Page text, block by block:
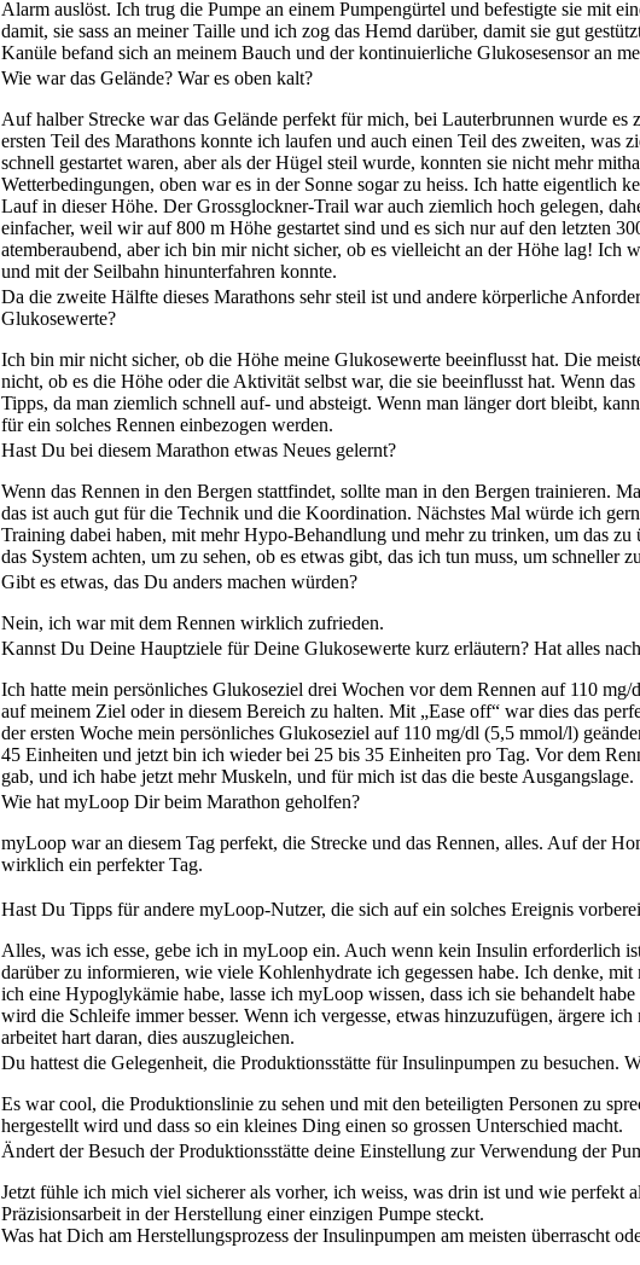
Alarm auslöst. Ich trug die Pumpe an einem Pumpengürtel und befestigte sie mit
damit, sie sass an meiner Taille und ich zog das Hemd darüber, damit sie gut
Kanüle befand sich an meinem Bauch und der kontinuierliche Glukosesensor an
Wie war das Gelände? War es oben kalt?
Auf halber Strecke war das Gelände perfekt für mich, bei Lauterbrunnen wurde es
ersten Teil des Marathons konnte ich laufen und auch einen Teil des zweiten, was
schnell gestartet waren, aber als der Hügel steil wurde, konnten sie nicht mehr
Wetterbedingungen, oben war es in der Sonne sogar zu heiss. Ich hatte eigentlich
Lauf in dieser Höhe. Der Grossglockner-Trail war auch ziemlich hoch gelegen,
einfacher, weil wir auf 800 m Höhe gestartet sind und es sich nur auf den letzten
atemberaubend, aber ich bin mir nicht sicher, ob es vielleicht an der Höhe lag! Ich
und mit der Seilbahn hinunterfahren konnte.
Da die zweite Hälfte dieses Marathons sehr steil ist und andere körperliche
Glukosewerte?
Ich bin mir nicht sicher, ob die Höhe meine Glukosewerte beeinflusst hat. Die
nicht, ob es die Höhe oder die Aktivität selbst war, die sie beeinflusst hat. Wenn
Tipps, da man ziemlich schnell auf- und absteigt. Wenn man länger dort bleibt,
für ein solches Rennen einbezogen werden.
Hast Du bei diesem Marathon etwas Neues gelernt?
Wenn das Rennen in den Bergen stattfindet, sollte man in den Bergen trainieren.
das ist auch gut für die Technik und die Koordination. Nächstes Mal würde ich
Training dabei haben, mit mehr Hypo-Behandlung und mehr zu trinken, um das
das System achten, um zu sehen, ob es etwas gibt, das ich tun muss, um schneller
Gibt es etwas, das Du anders machen würden?
Nein, ich war mit dem Rennen wirklich zufrieden.
Kannst Du Deine Hauptziele für Deine Glukosewerte kurz erläutern? Hat alles
Ich hatte mein persönliches Glukoseziel drei Wochen vor dem Rennen auf 110
auf meinem Ziel oder in diesem Bereich zu halten. Mit „Ease off“ war dies das
der ersten Woche mein persönliches Glukoseziel auf 110 mg/dl (5,5 mmol/l)
45 Einheiten und jetzt bin ich wieder bei 25 bis 35 Einheiten pro Tag. Vor dem
gab, und ich habe jetzt mehr Muskeln, und für mich ist das die beste Ausgangslage.
Wie hat myLoop Dir beim Marathon geholfen?
myLoop war an diesem Tag perfekt, die Strecke und das Rennen, alles. Auf der
wirklich ein perfekter Tag.
Hast Du Tipps für andere myLoop-Nutzer, die sich auf ein solches Ereignis
Alles, was ich esse, gebe ich in myLoop ein. Auch wenn kein Insulin erforderlich
darüber zu informieren, wie viele Kohlenhydrate ich gegessen habe. Ich denke,
ich eine Hypoglykämie habe, lasse ich myLoop wissen, dass ich sie behandelt
wird die Schleife immer besser. Wenn ich vergesse, etwas hinzuzufügen, ärgere
arbeitet hart daran, dies auszugleichen.
Du hattest die Gelegenheit, die Produktionsstätte für Insulinpumpen zu besuchen.
Es war cool, die Produktionslinie zu sehen und mit den beteiligten Personen zu
hergestellt wird und dass so ein kleines Ding einen so grossen Unterschied macht.
Ändert der Besuch der Produktionsstätte deine Einstellung zur Verwendung der
Jetzt fühle ich mich viel sicherer als vorher, ich weiss, was drin ist und wie perfekt
Präzisionsarbeit in der Herstellung einer einzigen Pumpe steckt.
Was hat Dich am Herstellungsprozess der Insulinpumpen am meisten überrascht